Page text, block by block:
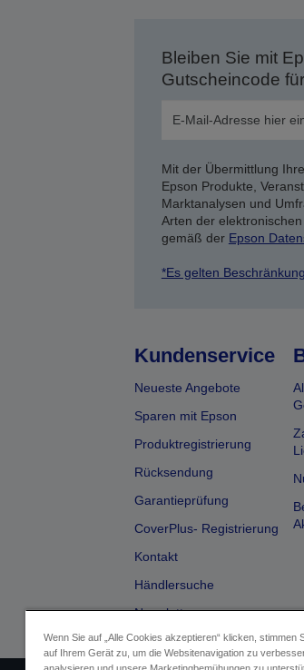
Bleiben Sie mit
Gutscheincode
Mit der Übermittlung
Epson Produkte,
Marktanalysen und
Arten der
gemäß der Epson
*Es gelten
Kundenservice
Neueste Angebote
Sparen mit Epson
Produktregistrierung
Rücksendung
Garantieprüfung
CoverPlus- Registrierung
Kontakt
Händlersuche
Newsletter
Wenn Sie auf „Alle Cookies akzeptieren“ klicken, stimmen
auf Ihrem Gerät zu, um die Websitenavigation zu